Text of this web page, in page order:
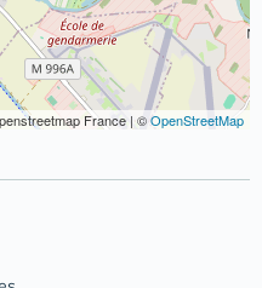
France | ©OpenStreetMap